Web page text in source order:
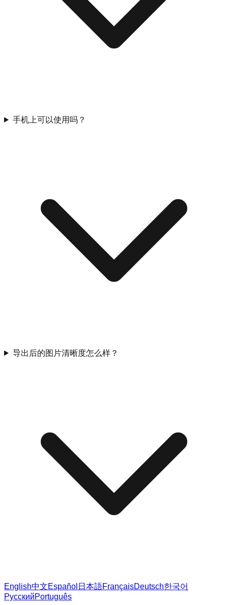
手机上可以使用吗？
导出后的图片清晰度怎么样？
English中文Español 日本語FrançaisDeutsch한국어
РусскийPortuguês